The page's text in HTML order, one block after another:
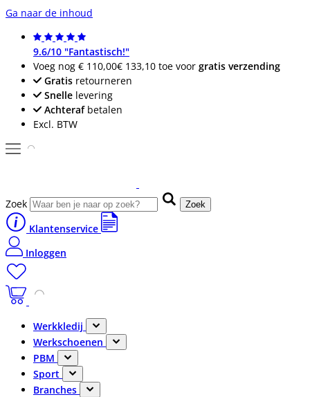
Ga naar de inhoud
9.6/10 "Fantastisch!"
Voeg nog € 110,00€ 133,10 toe voor gratis verzending
Gratis retourneren
Snelle levering
Achterafbetalen
Excl. BTW
Zoek Zoek
Klantenservice
Inloggen
Werkkledij
Werkschoenen
PBM
Sport
Branches